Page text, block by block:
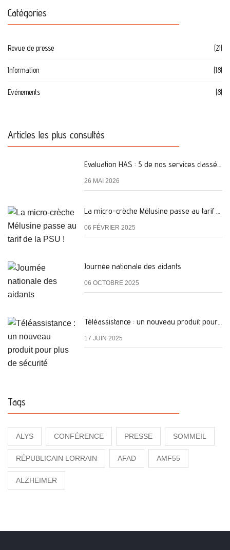
Catégories
Revue de presse (21)
Information (18)
Evénements (8)
Articles les plus consultés
Evaluation HAS : 5 de nos services classés A
26 MAI 2026
La micro-crèche Mélusine passe au tarif de la PSU !
06 FÉVRIER 2025
Journée nationale des aidants
06 OCTOBRE 2025
Téléassistance : un nouveau produit pour plus de sécurité
17 JUIN 2025
Tags
ALYS CONFÉRENCE PRESSE SOMMEIL
RÉPUBLICAIN LORRAIN AFAD AMF55
ALZHEIMER